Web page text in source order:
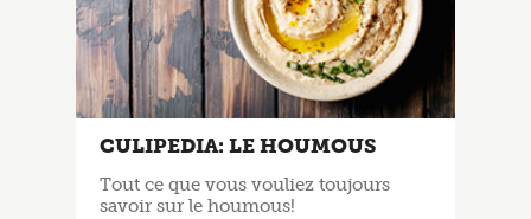
CULIPEDIA: LE HOUMOUS
Tout ce que vous vouliez toujours
savoir sur le houmous!